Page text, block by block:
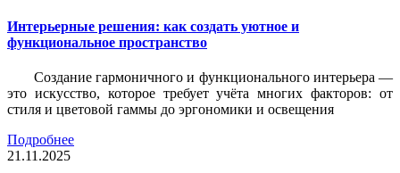
Интерьерные решения: как создать уютное и
функциональное пространство
Создание гармоничного и функционального интерьера —
это искусство, которое требует учёта многих факторов: от
стиля и цветовой гаммы до эргономики и освещения
Подробнее
21.11.2025